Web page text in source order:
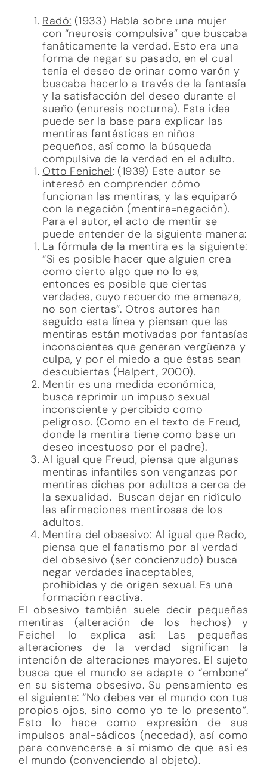
Radó: (1933) Habla sobre una mujer
con “neurosis compulsiva” que buscaba
fanáticamente la verdad. Esto era una
forma de negar su pasado, en el cual
tenía el deseo de orinar como varón y
buscaba hacerlo a través de la fantasía
y la satisfacción del deseo durante el
sueño (enuresis nocturna). Esta idea
puede ser la base para explicar las
mentiras fantásticas en niños
pequeños, así como la búsqueda
compulsiva de la verdad en el adulto.
Otto Fenichel: (1939) Este autor se
interesó en comprender cómo
funcionan las mentiras, y las equiparó
con la negación (mentira=negación).
Para el autor, el acto de mentir se
puede entender de la siguiente manera:
La fórmula de la mentira es la siguiente:
“Si es posible hacer que alguien crea
como cierto algo que no lo es,
entonces es posible que ciertas
verdades, cuyo recuerdo me amenaza,
no son ciertas”. Otros autores han
seguido esta línea y piensan que las
mentiras están motivadas por fantasías
inconscientes que generan vergüenza y
culpa, y por el miedo a que éstas sean
descubiertas (Halpert, 2000).
Mentir es una medida económica,
busca reprimir un impuso sexual
inconsciente y percibido como
peligroso. (Como en el texto de Freud,
donde la mentira tiene como base un
deseo incestuoso por el padre).
Al igual que Freud, piensa que algunas
mentiras infantiles son venganzas por
mentiras dichas por adultos a cerca de
la sexualidad. Buscan dejar en ridículo
las afirmaciones mentirosas de los
adultos.
Mentira del obsesivo: Al igual que Rado,
piensa que el fanatismo por al verdad
del obsesivo (ser concienzudo) busca
negar verdades inaceptables,
prohibidas y de origen sexual. Es una
formación reactiva.
El obsesivo también suele decir pequeñas
mentiras (alteración de los hechos) y
Feichel lo explica así: Las pequeñas
alteraciones de la verdad significan la
intención de alteraciones mayores. El sujeto
busca que el mundo se adapte o “embone”
en su sistema obsesivo. Su pensamiento es
el siguiente: “No debes ver el mundo con tus
propios ojos, sino como yo te lo presento”.
Esto lo hace como expresión de sus
impulsos anal-sádicos (necedad), así como
para convencerse a sí mismo de que así es
el mundo (convenciendo al objeto).